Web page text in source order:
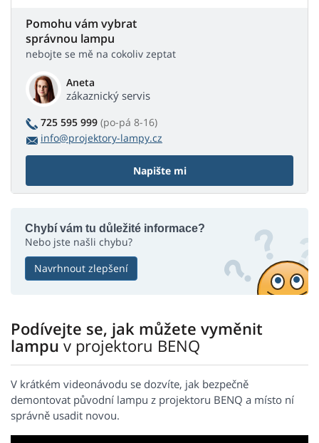
Pomohu vám vybrat
správnou lampu
nebojte se mě na cokoliv zeptat
Aneta
zákaznický servis
725 595 999 (po-pá 8-16)
info@projektory-lampy.cz
Napište mi
Chybí vám tu důležité informace?
Nebo jste našli chybu?
Navrhnout zlepšení
Podívejte se, jak můžete vyměnit
lampuv projektoru BENQ
V krátkém videonávodu se dozvíte, jak bezpečně
demontovat původní lampu z projektoru BENQ a místo ní
správně usadit novou.